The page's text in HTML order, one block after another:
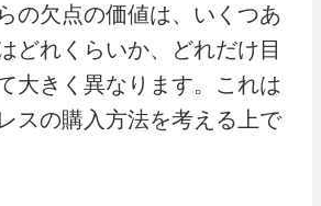
の欠点の価値は、いくつあ
どれくらいか、どれだけ目
大きく異なります。これは
スの購入方法を考える上で